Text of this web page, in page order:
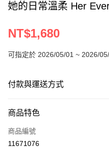
她的日常溫柔 Her
NT$1,680
可指定於 2026/05/01 ~ 2026/
付款與運送方式
信用卡一次付款
運送方式
商品特色
商品編號
11671076